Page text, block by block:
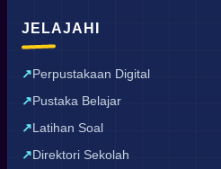
JELAJAHI
Perpustakaan Digital
Pustaka Belajar
Latihan Soal
Direktori Sekolah